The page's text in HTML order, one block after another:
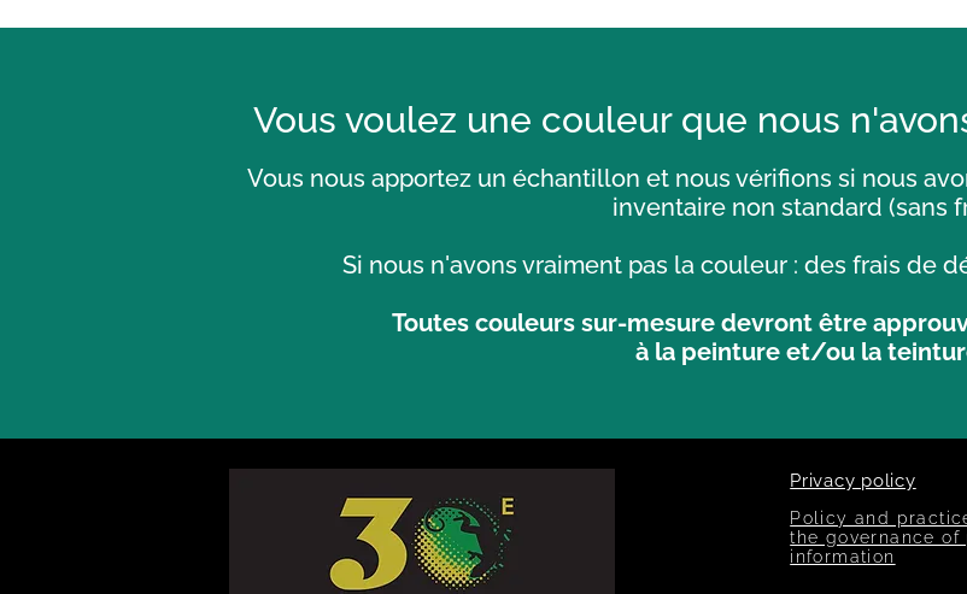
Vous voulez une couleur que nous
Vous nous apportez un échantillon et nous vérifions si nous
inventaire non standard (sans
Si nous n'avons vraiment pas la couleur : des frais de
Toutes couleurs sur-mesure devront être
à la peinture et/ou la
Privacy policy
Policy and
the governance of
information